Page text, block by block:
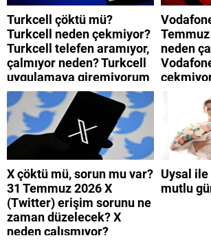
Turkcell çöktü mü?
Turkcell neden çekmiyor?
Turkcell telefen aramıyor,
çalmıyor neden? Turkcell
uygulamaya giremiyorum
neden? Turkcell internet
neden yavaş?
neden
mobil
X çöktü mü, sorun mu var?
31 Temmuz 2026 X
(Twitter) erişim sorunu ne
zaman düzelecek? X
neden çalışmıyor?
Uysal
mutlu